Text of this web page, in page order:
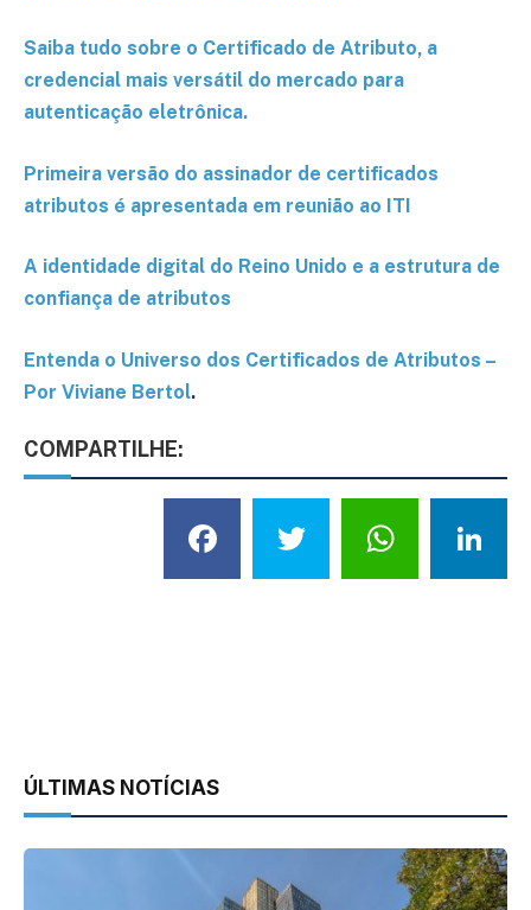
Saiba tudo sobre o Certificado de Atributo, a
credencial mais versátil do mercado para
autenticação eletrônica.
Primeira versão do assinador de certificados
atributos é apresentada em reunião ao ITI
A identidade digital do Reino Unido e a estrutura de
confiança de atributos
Entenda o Universo dos Certificados de Atributos –
Por Viviane Bertol.
COMPARTILHE:
Facebook
Twitter
ÚLTIMAS NOTÍCIAS